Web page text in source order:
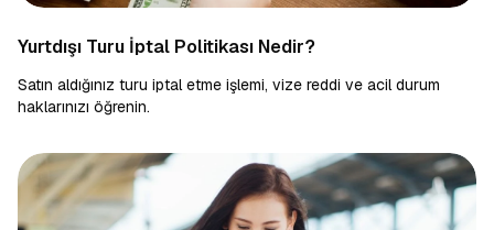
Yurtdışı Turu İptal Politikası Nedir?
Satın aldığınız turu iptal etme işlemi, vize reddi ve acil durum
haklarınızı öğrenin.